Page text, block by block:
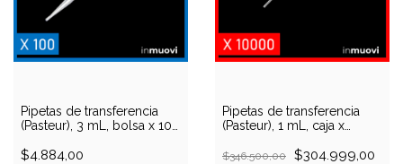
Pipetas de transferencia
(Pasteur), 3 mL, bolsa x 100
$4.884,00
Pipetas de transferencia
(Pasteur), 1 mL, caja x
$346.500,00 $304.999,00